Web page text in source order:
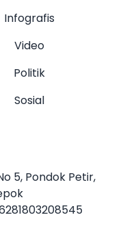
Infografis
Video
Politik
Sosial
5, Pondok Petir,